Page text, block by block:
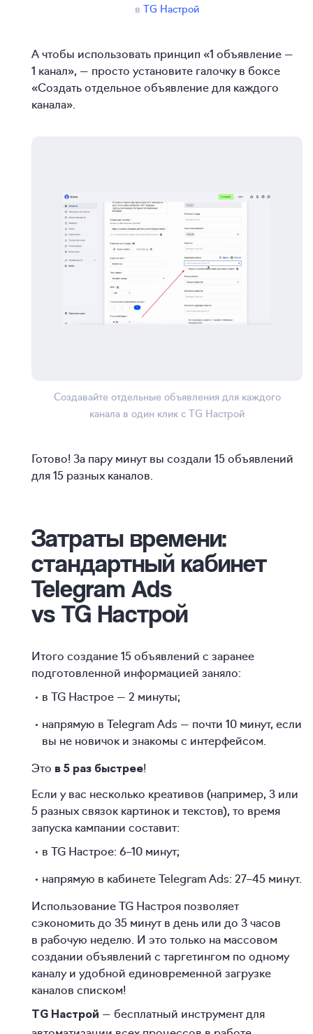
в TG Настрой
А чтобы использовать принцип «1 объявление —
1 канал», — просто установите галочку в боксе
«Создать отдельное объявление для каждого
канала».
Создавайте отдельные объявления для каждого
канала в один клик с TG Настрой
Готово! За пару минут вы создали 15 объявлений
для 15 разных каналов.
Затраты времени:
стандартный кабинет
Telegram Ads
vs TG Настрой
Итого создание 15 объявлений с заранее
подготовленной информацией заняло:
в TG Настрое — 2 минуты;
напрямую в Telegram Ads — почти 10 минут, если
вы не новичок и знакомы с интерфейсом.
Это в 5 раз быстрее!
Если у вас несколько креативов (например, 3 или
5 разных связок картинок и текстов), то время
запуска кампании составит:
в TG Настрое: 6–10 минут;
напрямую в кабинете Telegram Ads: 27–45 минут.
Использование TG Настроя позволяет
сэкономить до 35 минут в день или до 3 часов
в рабочую неделю. И это только на массовом
создании объявлений с таргетингом по одному
каналу и удобной единовременной загрузке
каналов списком!
TG Настрой — бесплатный инструмент для